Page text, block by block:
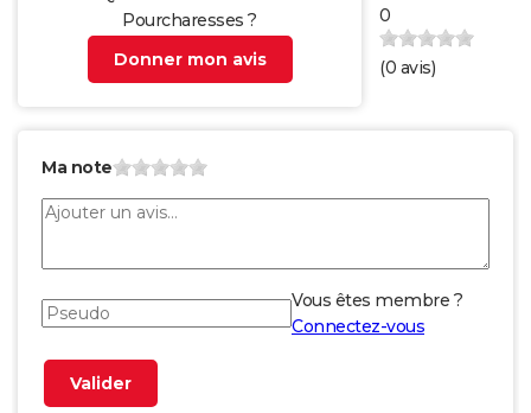
Pourcharesses ?
Donner mon avis
0
(0 avis)
Ma note
Vous êtes membre ?
Connectez-vous